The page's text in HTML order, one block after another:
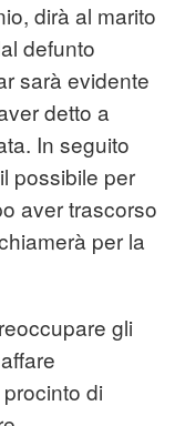
dirà al marito
defunto
sarà evidente
detto a
In seguito
possibile per
aver trascorso
per la
gli
di